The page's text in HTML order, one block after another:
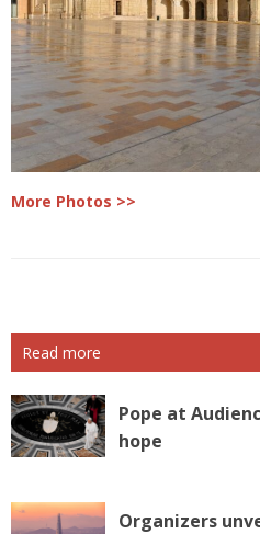
More Photos >>
Read more
Pope at
hope
Organizers